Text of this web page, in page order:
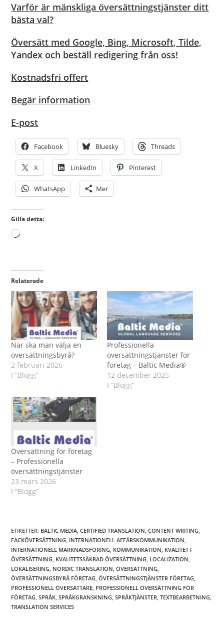
Varför är mänskliga översättningstjänster ditt
bästa val?
Översätt med Google, Bing, Microsoft, Tilde,
Yandex och beställ redigering från oss!
Kostnadsfri offert
Begär information
E-post
Facebook Bluesky Threads
X LinkedIn Pinterest
WhatsApp Mer
Gilla detta:
Laddar
Relaterade
När ska man välja en
översättningsbyrå?
2 februari 2026
I ”Blogg”
Professionella
översättningstjänster för
företag – Baltic Media®
12 december 2025
I ”Blogg”
Översättning för företag
– Professionella
översättningstjänster
23 mars 2026
I ”Blogg”
ETIKETTER: BALTIC MEDIA CERTIFIED TRANSLATION CONTENT WRITING
FACKÖVERSÄTTNING INTERNATIONELL AFFÄRSKOMMUNIKATION
INTERNATIONELL MARKNADSFÖRING KOMMUNIKATION KVALITET I
ÖVERSÄTTNING KVALITETSSÄKRAD ÖVERSÄTTNING LOCALIZATION
LOKALISERING NORDIC TRANSLATION ÖVERSÄTTNING
ÖVERSÄTTNINGSBYRÅ FÖRETAG ÖVERSÄTTNINGSTJÄNSTER FÖRETAG
PROFESSIONELL ÖVERSÄTTARE PROFESSIONELL ÖVERSÄTTNING FÖR
FÖRETAG SPRÅK SPRÅKGRANSKNING SPRÅKTJÄNSTER TEXTBEARBETNING
TRANSLATION SERVICES